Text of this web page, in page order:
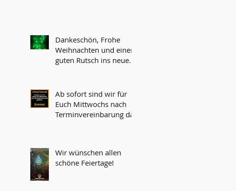
Dankeschön, Frohe
Weihnachten und einen
guten Rutsch ins neue
Ab sofort sind wir für
Euch Mittwochs nach
Terminvereinbarung da!
Wir wünschen allen
schöne Feiertage!